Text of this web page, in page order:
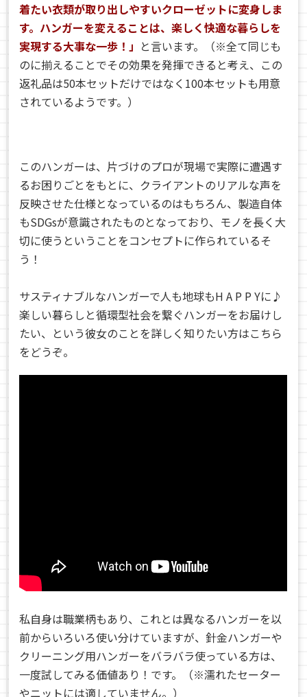
着たい衣類が取り出しやすいクローゼットに変身しま
す。 ハンガーを変えることは、楽しく快適な暮らしを
実現する大事な一歩！」 と言います。（※全て同じも
のに揃えることでその効果を発揮できると考え、この
返礼品は50本セットだけではなく100本セットも用意
されているようです。）
このハンガーは、 片づけのプロが現場で実際に遭遇す
るお困りごとをもとに、クライアントのリアルな声を
反映させた仕様となっているのはもちろん、 製造自体
もSDGsが意識されたものとなっており、モノを長く大
切に使うということをコンセプトに作られているそ
う！
サスティナブルなハンガーで人も地球もH A P P Yに♪
楽しい暮らしと循環型社会を繋ぐハンガーをお届けし
たい、という彼女のことを詳しく知りたい方はこちら
をどうぞ。
私自身は職業柄もあり、これとは異なるハンガーを以
前からいろいろ使い分けていますが、針金ハンガーや
クリーニング用ハンガーをバラバラ使っている方は、
一度試してみる価値あり！です。（※濡れたセーター
やニットには適していません。）